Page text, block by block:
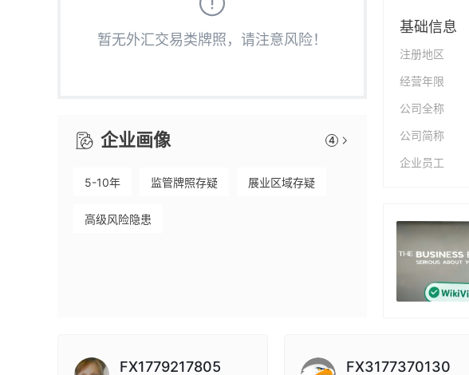
5
7
8
9
5
7
8
暂无外汇交易类牌照，请注意风险！
企业画像 4
5-10年 监管牌照存疑 展业区域存疑
高级风险隐患
基础信息
注册地区
经营年限
公司全称
公司简称
企业员工
FX1779217805 FX3177370130